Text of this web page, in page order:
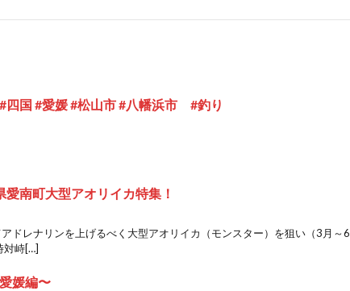
四国 #愛媛 #松山市 #八幡浜市 #釣り
南町大型アオリイカ特集！
ドレナリンを上げるべく大型アオリイカ（モンスター）を狙い（3月～6
対峙[…]
媛編〜